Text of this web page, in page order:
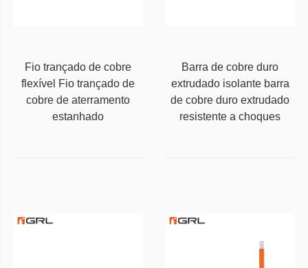
Fio trançado de cobre
flexível Fio trançado de
cobre de aterramento
estanhado
Barra de cobre duro
extrudado isolante barra
de cobre duro extrudado
resistente a choques